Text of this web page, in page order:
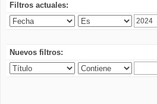
Filtros actuales:
Nuevos filtros: